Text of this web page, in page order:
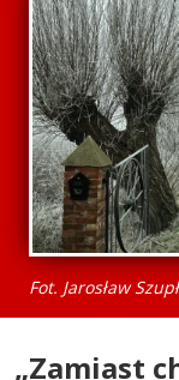
Fot. Jarosław
„Zamiast